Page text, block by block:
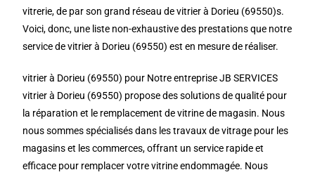
vitrerie, de par son grand réseau de vitrier à Dorieu (69550)s.
Voici, donc, une liste non-exhaustive des prestations que notre
service de vitrier à Dorieu (69550) est en mesure de réaliser.
vitrier à Dorieu (69550) pour Notre entreprise JB SERVICES
vitrier à Dorieu (69550) propose des solutions de qualité pour
la réparation et le remplacement de vitrine de magasin. Nous
nous sommes spécialisés dans les travaux de vitrage pour les
magasins et les commerces, offrant un service rapide et
efficace pour remplacer votre vitrine endommagée. Nous